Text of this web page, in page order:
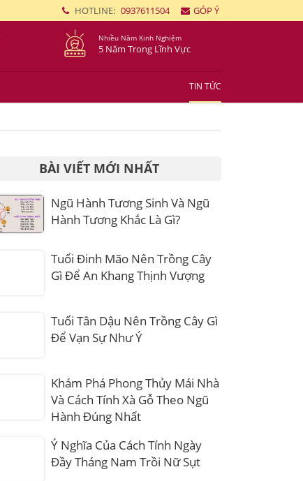
HOTLINE: 0937611504 GÓP Ý
Nhiều Năm Kinh Nghiệm
5 Năm Trong Lĩnh Vực
TIN TỨC
BÀI VIẾT MỚI NHẤT
Ngũ Hành Tương Sinh Và Ngũ
Hành Tương Khắc Là Gì?
Tuổi Đinh Mão Nên Trồng Cây
Gì Để An Khang Thịnh Vượng
Tuổi Tân Dậu Nên Trồng Cây Gì
Để Vạn Sự Như Ý
Khám Phá Phong Thủy Mái Nhà
Và Cách Tính Xà Gỗ Theo Ngũ
Hành Đúng Nhất
Ý Nghĩa Của Cách Tính Ngày
Đầy Tháng Nam Trồi Nữ Sụt